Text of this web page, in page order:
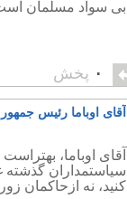
بی سواد مسلمان
۰ پخش
آقای اوباما رئیس
آقای اوباما،
سیاستمداران
کنید، نه ازحاکمان